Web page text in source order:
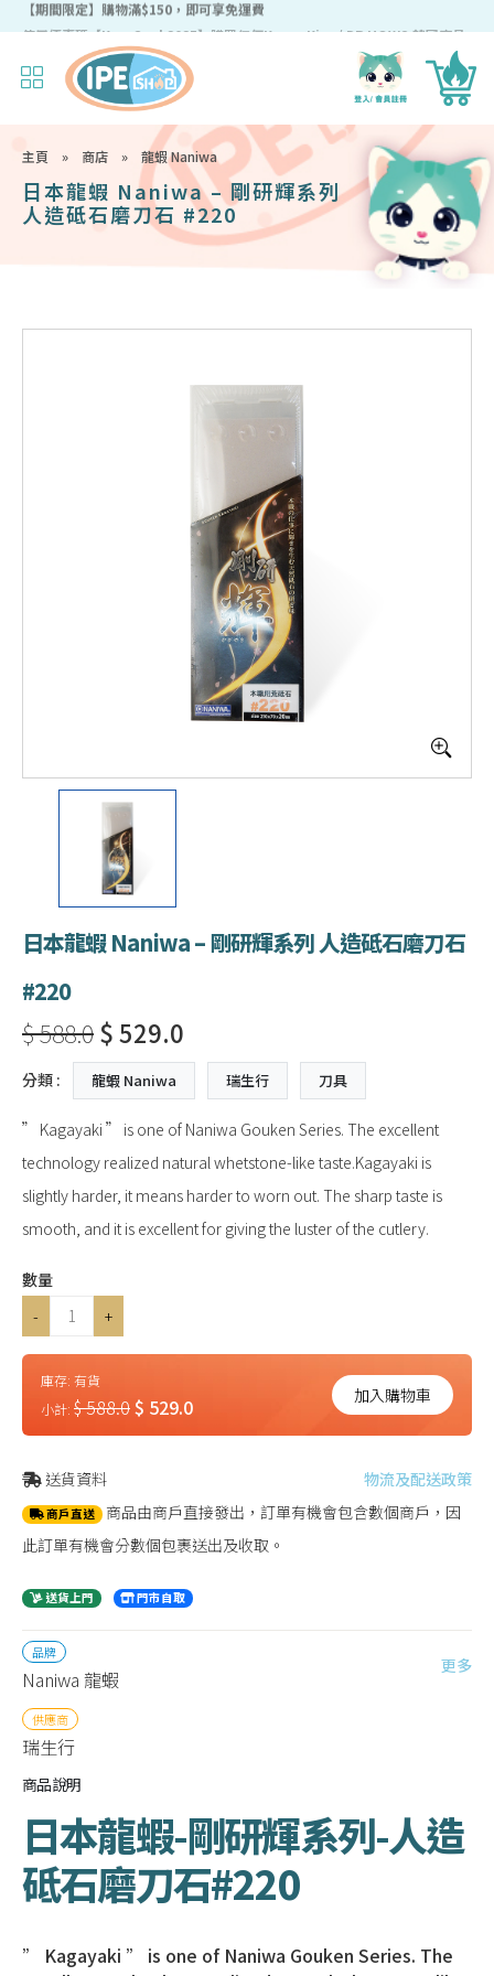
【期間限定】購物滿$150，即可享免運費
主頁 » 商店 » 龍蝦 Naniwa
日本龍蝦 Naniwa – 剛研輝系列
人造砥石磨刀石 #220
日本龍蝦 Naniwa – 剛研輝系列 人造砥石磨刀石
#220
$ 588.0$ 529.0
分類 : 龍蝦 Naniwa 瑞生行 刀具
” Kagayaki ” is one of Naniwa Gouken Series. The excellent
technology realized natural whetstone-like taste.Kagayaki is
slightly harder, it means harder to worn out. The sharp taste is
smooth, and it is excellent for giving the luster of the cutlery.
數量
-
+
庫存: 有貨
小計: $ 588.0$ 529.0 加入購物車
送貨資料 物流及配送政策
商戶直送 商品由商戶直接發出，訂單有機會包含數個商戶，因
此訂單有機會分數個包裹送出及收取。
送貨上門 門市自取
品牌
Naniwa 龍蝦
更多
供應商
瑞生行
商品說明
日本龍蝦-剛研輝系列-人造
砥石磨刀石#220
” Kagayaki ” is one of Naniwa Gouken Series. The